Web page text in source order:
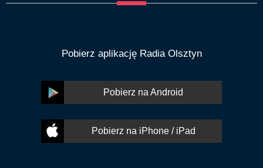
Pobierz aplikację Radia Olsztyn
Pobierz na Android
Pobierz na iPhone / iPad